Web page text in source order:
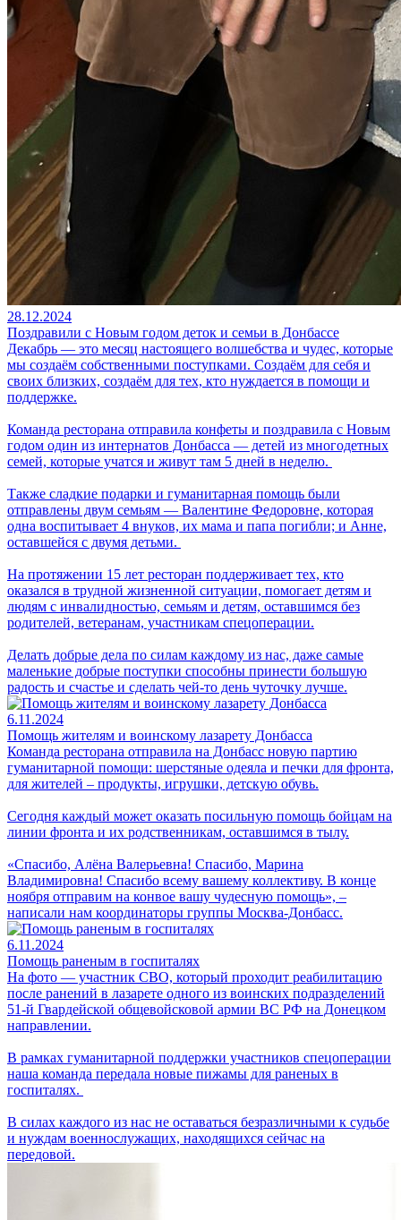
28.12.2024
Поздравили с Новым годом деток и семьи в Донбассе
Декабрь — это месяц настоящего волшебства и чудес, которые
мы создаём собственными поступками. Создаём для себя и
своих близких, создаём для тех, кто нуждается в помощи и
поддержке.
Команда ресторана отправила конфеты и поздравила с Новым
годом один из интернатов Донбасса — детей из многодетных
семей, которые учатся и живут там 5 дней в неделю.
Также сладкие подарки и гуманитарная помощь были
отправлены двум семьям — Валентине Федоровне, которая
одна воспитывает 4 внуков, их мама и папа погибли; и Анне,
оставшейся с двумя детьми.
На протяжении 15 лет ресторан поддерживает тех, кто
оказался в трудной жизненной ситуации, помогает детям и
людям с инвалидностью, семьям и детям, оставшимся без
родителей, ветеранам, участникам спецоперации.
Делать добрые дела по силам каждому из нас, даже самые
маленькие добрые поступки способны принести большую
радость и счастье и сделать чей-то день чуточку лучше.
6.11.2024
Помощь жителям и воинскому лазарету Донбасса
Команда ресторана отправила на Донбасс новую партию
гуманитарной помощи: шерстяные одеяла и печки для фронта,
для жителей – продукты, игрушки, детскую обувь.
Сегодня каждый может оказать посильную помощь бойцам на
линии фронта и их родственникам, оставшимся в тылу.
«Спасибо, Алёна Валерьевна! Спасибо, Марина
Владимировна! Спасибо всему вашему коллективу. В конце
ноября отправим на конвое вашу чудесную помощь», –
написали нам координаторы группы Москва-Донбасс.
6.11.2024
Помощь раненым в госпиталях
На фото — участник СВО, который проходит реабилитацию
после ранений в лазарете одного из воинских подразделений
51-й Гвардейской общевойсковой армии ВС РФ на Донецком
направлении.
В рамках гуманитарной поддержки участников спецоперации
наша команда передала новые пижамы для раненых в
госпиталях.
В силах каждого из нас не оставаться безразличными к судьбе
и нуждам военнослужащих, находящихся сейчас на
передовой.